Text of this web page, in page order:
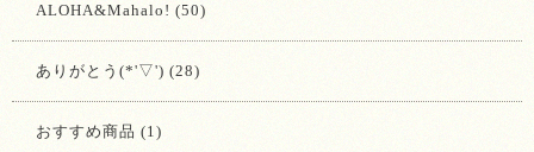
ALOHA&Mahalo! (50)
ありがとう(*'▽') (28)
おすすめ商品 (1)